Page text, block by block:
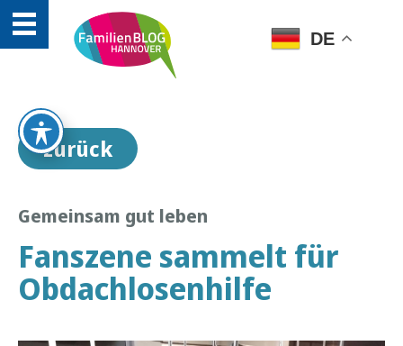
DE
zurück
Gemeinsam gut leben
Fanszene sammelt für
Obdachlosenhilfe